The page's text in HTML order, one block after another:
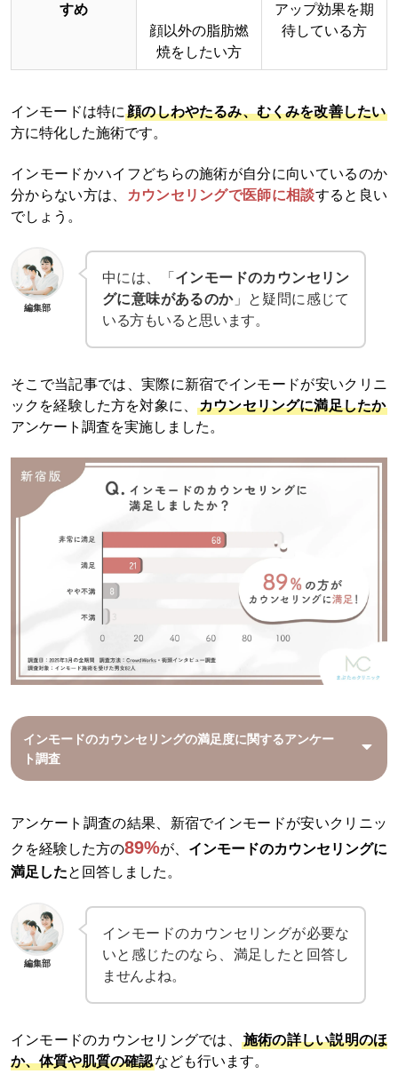
すめ
顔以外の脂肪燃
焼をしたい方
アップ効果を期
待している方
インモードは特に顔のしわやたるみ、むくみを改善したい
方に特化した施術です。
インモードかハイフどちらの施術が自分に向いているのか
分からない方は、
カウンセリングで医師に相談すると良い
でしょう。
編集部
中には、「 インモードのカウンセリン
グに意味があるのか」と疑問に感じて
いる方もいると思います。
そこで当記事では、実際に新宿でインモードが安いクリニ
ックを経験した方を対象に、カウンセリングに満足したか
アンケート調査を実施しました。
インモードのカウンセリングの満足度に関するアンケー
ト調査
アンケート調査の結果、新宿でインモードが安いクリニッ
クを経験した方の89%が、 インモードのカウンセリングに
満足したと回答しました。
編集部
インモードのカウンセリングが必要な
いと感じたのなら、満足したと回答し
ませんよね。
インモードのカウンセリングでは、
施術の詳しい説明のほ
か、体質や肌質の確認なども行います。